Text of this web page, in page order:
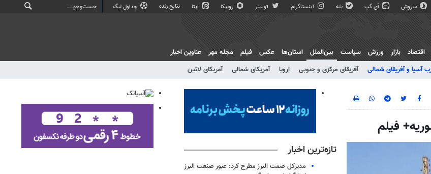
سروش آی گپ بله اینستاگرام توییتر روبیکا ایتا نتایج زنده جداول لیگ
اقتصاد بازار ورزش سیاست
بین‌الملل
آسیا و آفریقای شمالی آفریقای مرکزی و جنوبی اروپا آمریکای شمالی آمریکای لاتین
استان‌ها عکس فیلم مجله مهر عناوین اخبار
فیلم
تازه‌ترین اخبار
مدیرکل صمت البرز مطرح کرد: عبور صنعت البرز